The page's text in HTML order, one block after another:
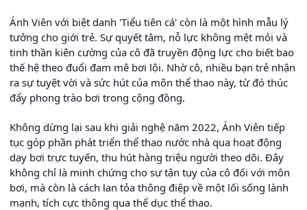
Ánh Viên với biệt danh 'Tiểu tiên cá' còn là một hình mẫu lý
tưởng cho giới trẻ. Sự quyết tâm, nỗ lực không mệt mỏi và
tinh thần kiên cường của cô đã truyền động lực cho biết bao
thế hệ theo đuổi đam mê bơi lội. Nhờ cô, nhiều bạn trẻ nhận
ra sự tuyệt vời và sức hút của môn thể thao này, từ đó thúc
đẩy phong trào bơi trong cộng đồng.
Không dừng lại sau khi giải nghệ năm 2022, Ánh Viên tiếp
tục góp phần phát triển thể thao nước nhà qua hoạt động
dạy bơi trực tuyến, thu hút hàng triệu người theo dõi. Đây
không chỉ là minh chứng cho sự tận tụy của cô đối với môn
bơi, mà còn là cách lan tỏa thông điệp về một lối sống lành
mạnh, tích cực thông qua thể dục thể thao.